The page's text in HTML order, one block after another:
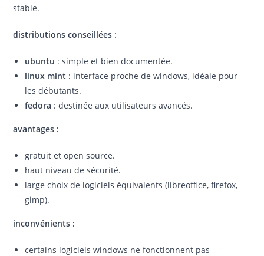
stable.
distributions conseillées :
ubuntu : simple et bien documentée.
linux mint : interface proche de windows, idéale pour
les débutants.
fedora : destinée aux utilisateurs avancés.
avantages :
gratuit et open source.
haut niveau de sécurité.
large choix de logiciels équivalents (libreoffice, firefox,
gimp).
inconvénients :
certains logiciels windows ne fonctionnent pas